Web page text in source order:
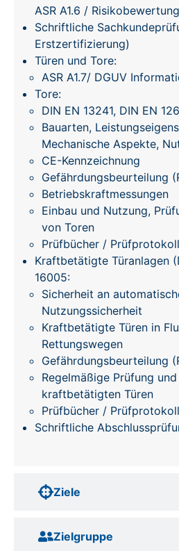
Ziele
Zielgruppe
ASR A1.6 /
Schriftliche
Erstzertifizierung)
Türen und Tore:
ASR A1.7/ DGUV
Tore:
DIN EN 13241, DIN EN
Bauarten,
Mechanische Aspekte,
CE-Kennzeichnung
Gefährdungsbeurteilung
Betriebskraftmessungen
Einbau und Nutzung,
von Toren
Prüfbücher /
Kraftbetätigte Türanlagen
16005:
Sicherheit an
Nutzungssicherheit
Kraftbetätigte Türen in
Rettungswegen
Gefährdungsbeurteilung
Regelmäßige Prüfung
kraftbetätigten Türen
Prüfbücher /
Schriftliche